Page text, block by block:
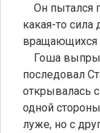
Он пытался
какая-то сила
вращающихся
Гоша
последовал
открывалась
одной
луже, но с